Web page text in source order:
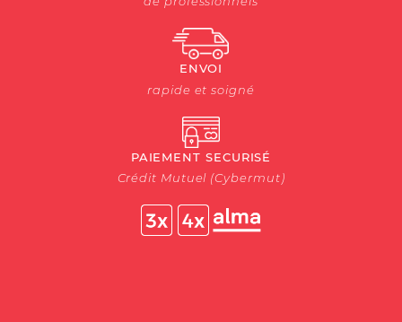
ENVOI
rapide et soigné
PAIEMENT SECURISÉ
Crédit Mutuel (Cybermut)